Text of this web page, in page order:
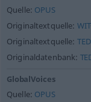
Quelle: OPUS
Originaltextquelle:
Originaltextquelle: TED
Originaldatenbank:
GlobalVoices
Quelle: OPUS